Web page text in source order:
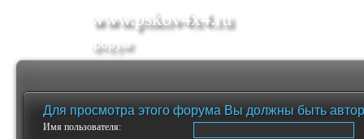
www.pskov4x4.ru
форум
Для просмотра этого форума Вы должны быть
Имя пользователя: